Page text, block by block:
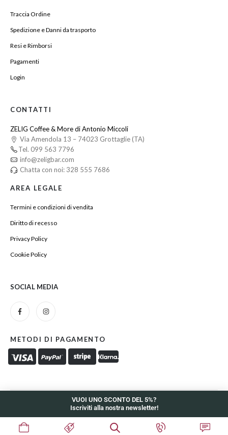
Traccia Ordine
Spedizione e Danni da trasporto
Resi e Rimborsi
Pagamenti
Login
CONTATTI
ZELIG Coffee & More di Antonio Miccoli
Via Amendola 13 – 74023 Grottaglie (TA)
Tel. 099 563 7796
info@zeligbar.com
Chatta con noi: 328 555 7686
AREA LEGALE
Termini e condizioni di vendita
Diritto di recesso
Privacy Policy
Cookie Policy
SOCIAL MEDIA
METODI DI PAGAMENTO
Powered © INDDE. All Rights Reserved
VUOI UNO SCONTO DEL 5%?
Iscriviti alla nostra newsletter!